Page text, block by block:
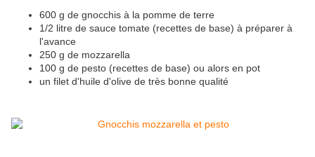
600 g de gnocchis à la pomme de terre
1/2 litre de sauce tomate (recettes de base) à préparer à
l'avance
250 g de mozzarella
100 g de pesto (recettes de base) ou alors en pot
un filet d'huile d'olive de très bonne qualité